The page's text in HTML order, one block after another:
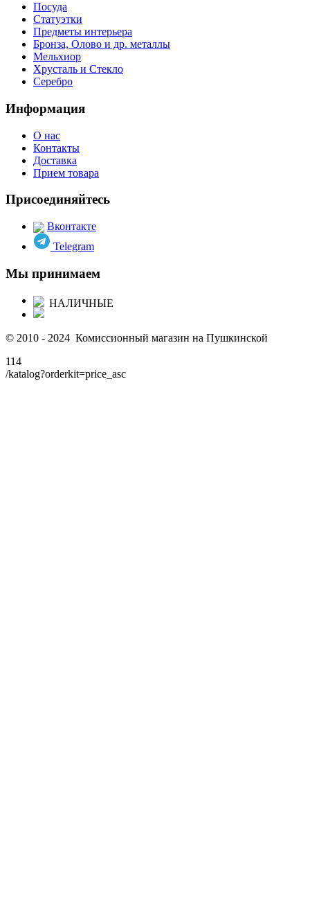
Посуда
Статуэтки
Предметы интерьера
Бронза, Олово и др. металлы
Мельхиор
Хрусталь и Стекло
Серебро
Информация
О нас
Контакты
Доставка
Прием товара
Присоединяйтесь
Вконтакте
Telegram
Мы принимаем
НАЛИЧНЫЕ
© 2010 - 2024 Комиссионный магазин на Пушкинской
114
/katalog?orderkit=price_asc